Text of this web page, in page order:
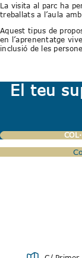
La visita al parc ha
treballats a l’aula
Aquest tipus de
en l’aprenentatge
inclusió de les
El teu